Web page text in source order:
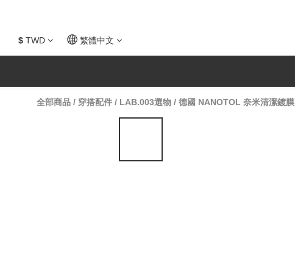
$ TWD 繁體中文
全部商品 / 穿搭配件 / LAB.003選物 / 德國 NANOTOL 奈米清潔鍍膜